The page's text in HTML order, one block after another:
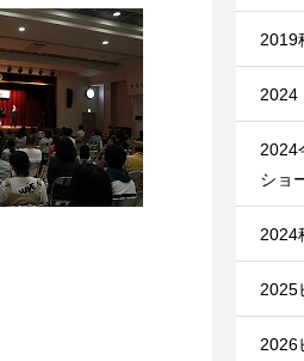
2024
2024
ショ
2024
2025
2026